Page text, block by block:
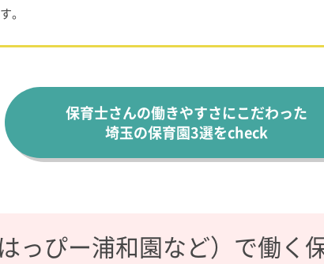
。
保育士さんの働きやすさにこだわった
埼玉の保育園3選をcheck
っぴー浦和園など）で働く